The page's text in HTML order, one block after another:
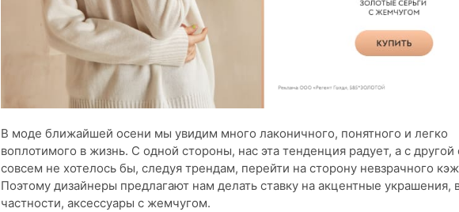
В моде ближайшей осени мы увидим много лаконичного, понятного и легко
воплотимого в жизнь. С одной стороны, нас эта тенденция радует, а с другой
совсем не хотелось бы, следуя трендам, перейти на сторону невзрачного
Поэтому дизайнеры предлагают нам делать ставку на акцентные украшения,
частности, аксессуары с жемчугом.